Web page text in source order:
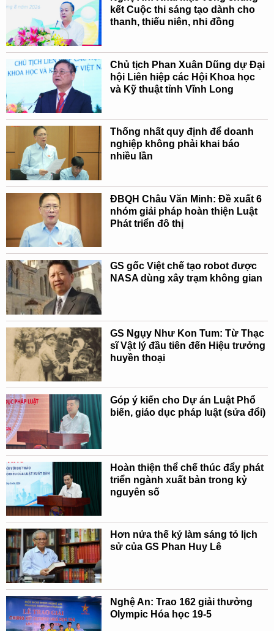
kết Cuộc thi sáng tạo dành cho
thanh, thiếu niên, nhi đồng
Chủ tịch Phan Xuân Dũng dự Đại
hội Liên hiệp các Hội Khoa học
và Kỹ thuật tỉnh Vĩnh Long
Thống nhất quy định để doanh
nghiệp không phải khai báo
nhiều lần
ĐBQH Châu Văn Minh: Đề xuất 6
nhóm giải pháp hoàn thiện Luật
Phát triển đô thị
GS gốc Việt chế tạo robot được
NASA dùng xây trạm không gian
GS Ngụy Như Kon Tum: Từ Thạc
sĩ Vật lý đầu tiên đến Hiệu trưởng
huyền thoại
Góp ý kiến cho Dự án Luật Phổ
biến, giáo dục pháp luật (sửa đổi)
Hoàn thiện thể chế thúc đẩy phát
triển ngành xuất bản trong kỷ
nguyên số
Hơn nửa thế kỷ làm sáng tỏ lịch
sử của GS Phan Huy Lê
Nghệ An: Trao 162 giải thưởng
Olympic Hóa học 19-5